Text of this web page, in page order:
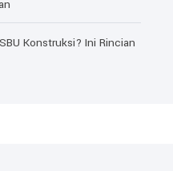
Konstruksi? Ini Rincian